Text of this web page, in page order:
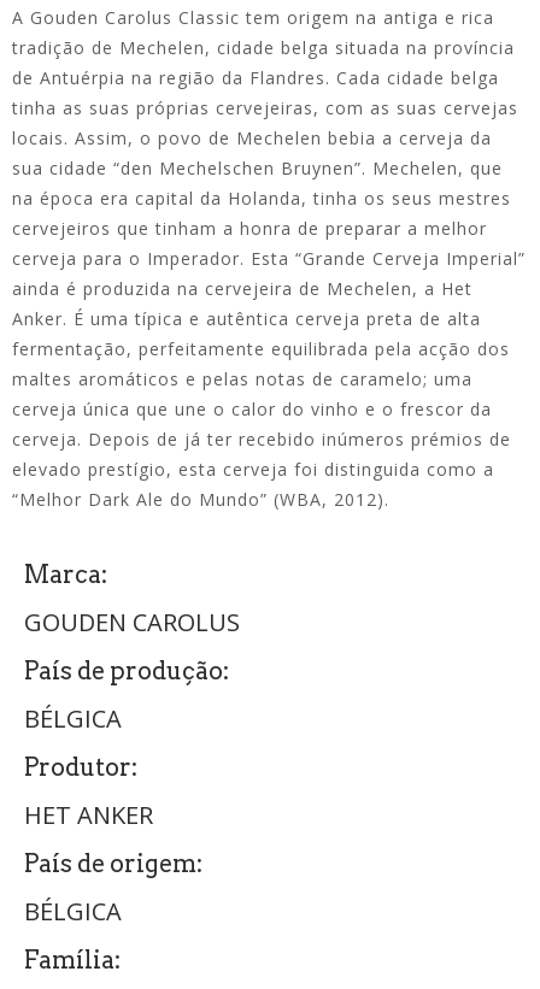
A Gouden Carolus Classic tem origem na antiga e rica
tradição de Mechelen, cidade belga situada na província
de Antuérpia na região da Flandres. Cada cidade belga
tinha as suas próprias cervejeiras, com as suas cervejas
locais. Assim, o povo de Mechelen bebia a cerveja da
sua cidade “den Mechelschen Bruynen”. Mechelen, que
na época era capital da Holanda, tinha os seus mestres
cervejeiros que tinham a honra de preparar a melhor
cerveja para o Imperador. Esta “Grande Cerveja Imperial”
ainda é produzida na cervejeira de Mechelen, a Het
Anker. É uma típica e autêntica cerveja preta de alta
fermentação, perfeitamente equilibrada pela acção dos
maltes aromáticos e pelas notas de caramelo; uma
cerveja única que une o calor do vinho e o frescor da
cerveja. Depois de já ter recebido inúmeros prémios de
elevado prestígio, esta cerveja foi distinguida como a
“Melhor Dark Ale do Mundo” (WBA, 2012).
Marca:
GOUDEN CAROLUS
País de produção:
BÉLGICA
Produtor:
HET ANKER
País de origem:
BÉLGICA
Família: